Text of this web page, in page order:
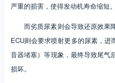
严重的损害，使得发动机寿命缩短。
而劣质尿素则会导致还原效果
ECU则会要求喷射更多的尿素，
音器堵塞）等现象，最终导致尾气
损坏。